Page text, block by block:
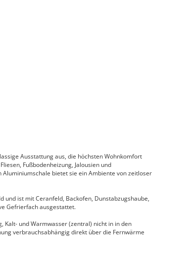
Ausstattung aus, die höchsten Wohnkomfort
Fußbodenheizung, Jalousien und
bietet sie ein Ambiente von zeitloser
und ist mit Ceranfeld, Backofen, Dunstabzugshaube,
Gefrierfach ausgestattet.
Kalt- und Warmwasser (zentral) nicht in in den
verbrauchsabhängig direkt über die Fernwärme